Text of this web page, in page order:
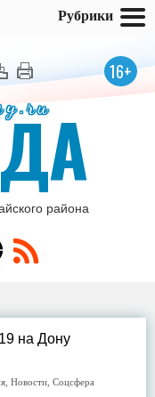
16+
района
на Дону
Новости Соцсфера
Рубрики